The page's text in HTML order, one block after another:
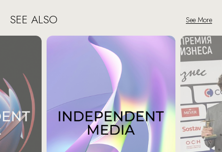
SEE ALSO See More